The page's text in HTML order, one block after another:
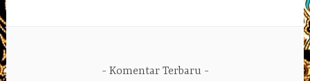
Komentar Terbaru